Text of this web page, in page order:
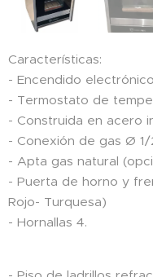
Características:
- Encendido
- Termostato de
- Construida en acero
- Conexión de gas Ø 1/
- Apta gas natural
- Puerta de horno y
Rojo- Turquesa)
- Hornallas 4.